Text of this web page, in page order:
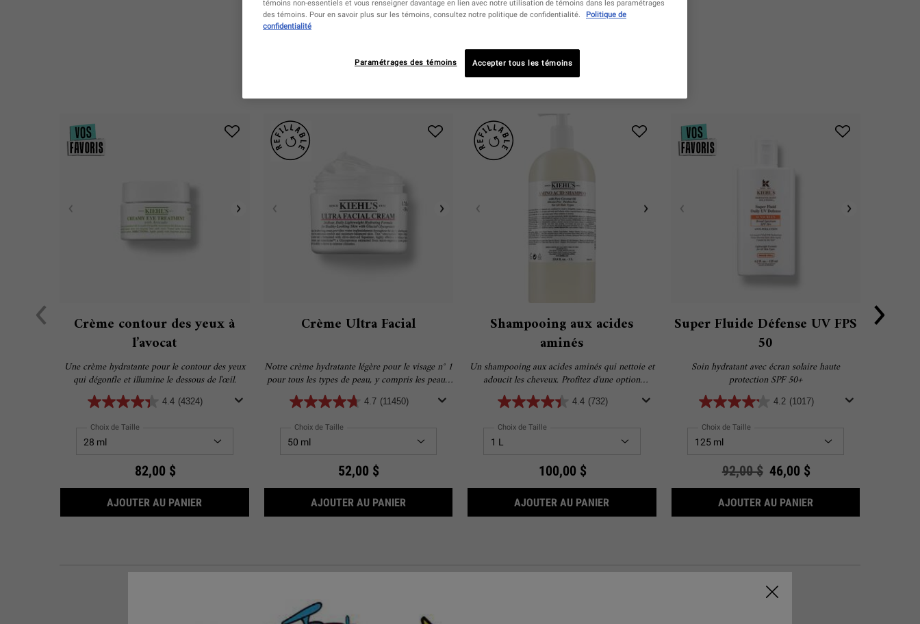
Vous Pouvez Aussi Aimer
Crème contour des yeux à
l’avocat
Une crème hydratante pour le contour des yeux
qui dégonfle et illumine le dessous de l'œil.
4.4 (4324)
Choix de Taille
82,00 $
AJOUTER AU PANIER CRÈME CONTOUR DES YEUX À L’AVOCAT
Crème Ultra Facial
Notre crème hydratante légère pour le visage n° 1
pour tous les types de peau, y compris les peaux
sensibles. Formulée avec 4,5 % de squalane pour
offrir une hydratation de 24 heures pour une
4.7 (11450)
Choix de Taille
52,00 $
AJOUTER AU PANIER
Shampooing aux acides
aminés
Un shampooing aux acides aminés qui nettoie et
adoucit les cheveux. Profitez d'une option
d'emballage durable sur nous! Recevez une
bouteille Refill-A-Bottle gratuite avec votre achat
4.4 (732)
Choix de Taille
100,00 $
AJOUTER AU PANIER SHAMPOOING AUX ACIDES AMINÉS
Super Fluide Défense UV FPS
50
Soin hydratant avec écran solaire haute
protection SPF 50+
4.2 (1017)
Choix de Taille
Old price
92,00 $ New price
46,00 $
AJOUTER AU PANIER
témoins non-essentiels et vous renseigner davantage en lien avec notre utilisation de témoins dans les paramétrages
des témoins. Pour en savoir plus sur les témoins, consultez notre politique de confidentialité.
Politique de
confidentialité
Accepter tous les témoins
Paramétrages des témoins